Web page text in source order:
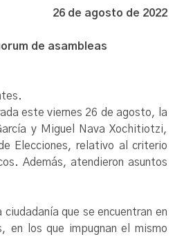
26 de agosto de 2022
de asambleas
este viernes 26 de agosto, la
y Miguel Nava Xochitiotzi,
Elecciones, relativo al criterio
Además, atendieron asuntos
que se encuentran en
en los que impugnan el mismo